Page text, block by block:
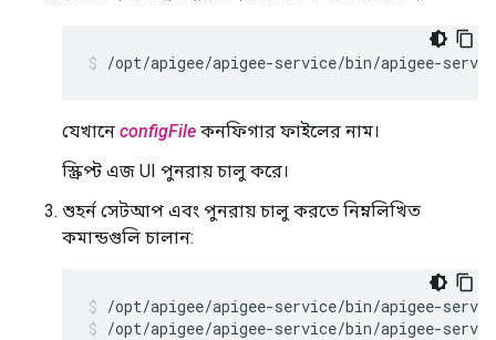
/opt/apigee/apigee-service/bin/apigee-
যেখানে configFile কনফিগার ফাইলের নাম।
স্ক্রিপ্ট এজ UI পুনরায় চালু করে।
শুহর্ন সেটআপ এবং পুনরায় চালু করতে নিম্নলিখিত
কমান্ডগুলি চালান:
/opt/apigee/apigee-service/bin/apigee-
/opt/apigee/apigee-service/bin/apigee-